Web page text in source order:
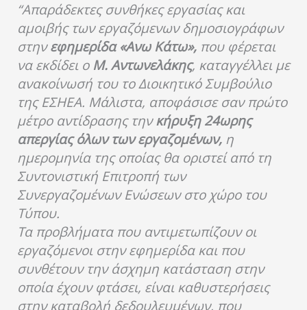
“Απαράδεκτες συνθήκες εργασίας και
αμοιβής των εργαζόμενων δημοσιογράφων
στηνεφημερίδα «Ανω Κάτω», που φέρεται
να εκδίδει ο Μ. Αντωνελάκης, καταγγέλλει με
ανακοίνωσή του το Διοικητικό Συμβούλιο
της ΕΣΗΕΑ. Μάλιστα, αποφάσισε σαν πρώτο
μέτρο αντίδρασης τηνκήρυξη 24ωρης
απεργίας όλων των εργαζομένων, η
ημερομηνία της οποίας θα οριστεί από τη
Συντονιστική Επιτροπή των
Συνεργαζομένων Ενώσεων στο χώρο του
Τύπου.
Τα προβλήματα που αντιμετωπίζουν οι
εργαζόμενοι στην εφημερίδα και που
συνθέτουν την άσχημη κατάσταση στην
οποία έχουν φτάσει, είναι καθυστερήσεις
στην καταβολή δεδουλευμένων, που